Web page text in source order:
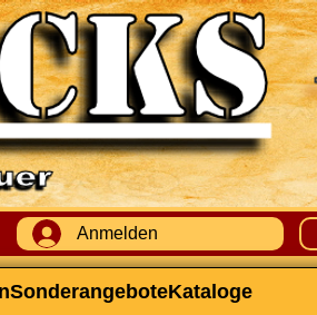
Anmelden
SonderangeboteKataloge